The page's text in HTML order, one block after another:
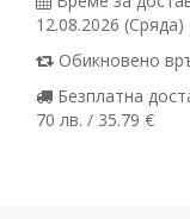
12.08.2026 (Сряда)
Обикновено
Безплатна
70 лв. / 35.79 €